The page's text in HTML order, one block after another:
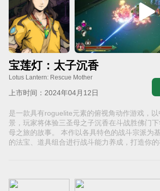
宝莲灯：太子沉香
Lotus Lantern: Rescue Mother
上市时间：2024年04月12日
是一款具有roguelite元素的俯视角动作游戏，
景，玩家将体验三圣母之子沉香在斗战胜佛门
母之旅的故事。 本作以各具特色的战斗宗派为
的法宝、道具组合进行战斗能力养成，打造你的